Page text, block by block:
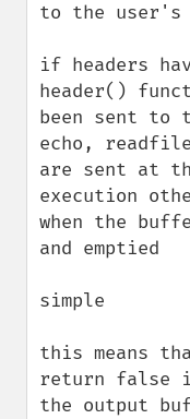
to the user's
if headers
header()
been sent to
echo,
are sent at
execution
when the
and emptied
simple
this means
return false
the output